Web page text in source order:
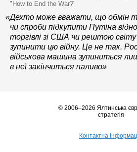
"How to End the War?"
«Дехто може вважати, що обмін
чи спроби підкупити Путіна
торгівлі зі США чи рештою
зупинити цю війну. Це не так.
військова машина зупиниться
в неї закінчиться паливо»
© 2006–2026 Ялтинська
стратегія
Контактна